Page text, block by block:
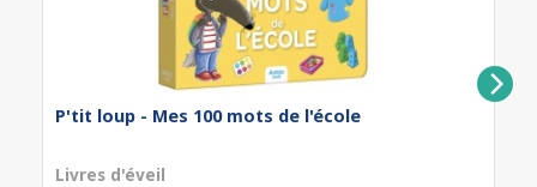
P'tit loup - Mes 100 mots de l'école
Livres d'éveil